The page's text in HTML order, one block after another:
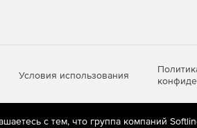
Условия использования
с тем, что группа компаний